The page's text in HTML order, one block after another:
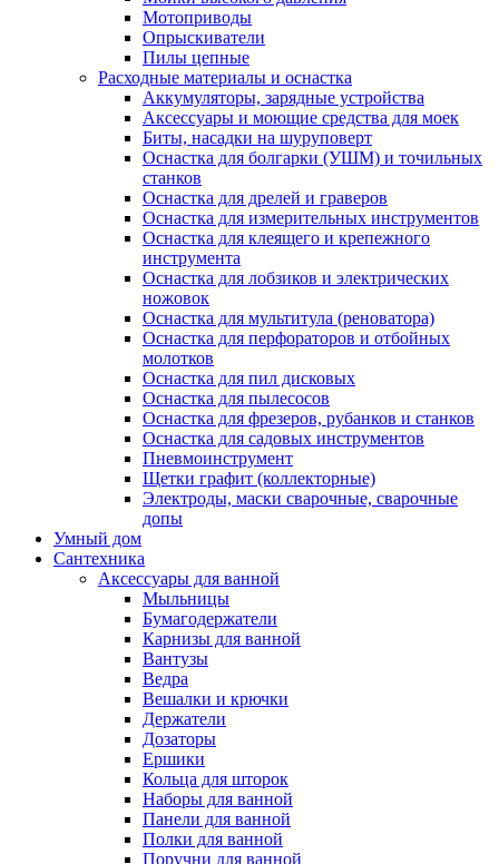
Мотоприводы
Опрыскиватели
Пилы цепные
Расходные материалы и оснастка
Аккумуляторы, зарядные устройства
Аксессуары и моющие средства для моек
Биты, насадки на шуруповерт
Оснастка для болгарки (УШМ) и точильных
станков
Оснастка для дрелей и граверов
Оснастка для измерительных инструментов
Оснастка для клеящего и крепежного
инструмента
Оснастка для лобзиков и электрических
ножовок
Оснастка для мультитула (реноватора)
Оснастка для перфораторов и отбойных
молотков
Оснастка для пил дисковых
Оснастка для пылесосов
Оснастка для фрезеров, рубанков и станков
Оснастка для садовых инструментов
Пневмоинструмент
Щетки графит (коллекторные)
Электроды, маски сварочные, сварочные
допы
Умный дом
Сантехника
Аксессуары для ванной
Мыльницы
Бумагодержатели
Карнизы для ванной
Вантузы
Ведра
Вешалки и крючки
Держатели
Дозаторы
Ершики
Кольца для шторок
Наборы для ванной
Панели для ванной
Полки для ванной
Поручни для ванной